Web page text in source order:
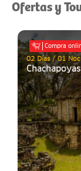
Ofertas y
Compra
02 Días / 01